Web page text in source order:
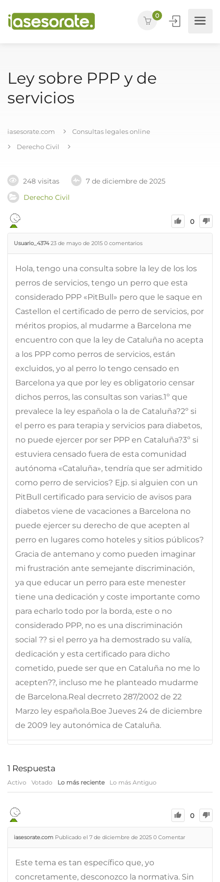
0
Ley sobre PPP y de
servicios
iasesorate.com
Consultas legales online
Derecho Civil
248 visitas
7 de diciembre de 2025
Derecho Civil
0
Usuario_4374 23 de mayo de 2015 0 comentarios
Hola, tengo una consulta sobre la ley de los los
perros de servicios, tengo un perro que esta
considerado PPP «PitBull» pero que le saque en
Castellon el certificado de perro de servicios, por
méritos propios, al mudarme a Barcelona me
encuentro con que la ley de Cataluña no acepta
a los PPP como perros de servicios, están
excluidos, yo al perro lo tengo censado en
Barcelona ya que por ley es obligatorio censar
dichos perros, las consultas son varias.1º que
prevalece la ley española o la de Cataluña?2º si
el perro es para terapia y servicios para diabetos,
no puede ejercer por ser PPP en Cataluña?3º si
estuviera censado fuera de esta comunidad
autónoma «Cataluña», tendría que ser admitido
como perro de servicios? Ejp. si alguien con un
PitBull certificado para servicio de avisos para
diabetos viene de vacaciones a Barcelona no
puede ejercer su derecho de que acepten al
perro en lugares como hoteles y sitios públicos?
Gracia de antemano y como pueden imaginar
mi frustración ante semejante discriminación,
ya que educar un perro para este menester
tiene una dedicación y coste importante como
para echarlo todo por la borda, este o no
considerado PPP, no es una discriminación
social ?? si el perro ya ha demostrado su valía,
dedicación y esta certificado para dicho
cometido, puede ser que en Cataluña no me lo
acepten??, incluso me he planteado mudarme
de Barcelona.Real decrreto 287/2002 de 22
Marzo ley española.Boe Jueves 24 de diciembre
de 2009 ley autonómica de Cataluña.
1 Respuesta
Activo Votado Lo más reciente Lo más Antiguo
0
iasesorate.com Publicado el 7 de diciembre de 2025 0 Comentar
Este tema es tan específico que, yo
concretamente, desconozco la normativa. Sin